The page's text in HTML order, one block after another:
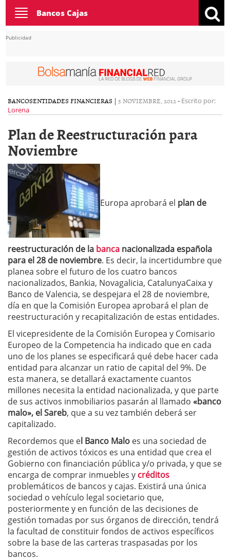
Toggle
navigation
Bancos Cajas
Publicidad
BANCOSENTIDADES FINANCIERAS | 5 NOVIEMBRE, 2012- Escrito por:
Lorena
Plan de Reestructuración para
Noviembre
Europa aprobará el plan de
reestructuración de la banca nacionalizada española
para el 28 de noviembre. Es decir, la incertidumbre que
planea sobre el futuro de los cuatro bancos
nacionalizados, Bankia, Novagalicia, CatalunyaCaixa y
Banco de Valencia, se despejara el 28 de noviembre,
día en que la Comisión Europea aprobará el plan de
reestructuración y recapitalización de estas entidades.
El vicepresidente de la Comisión Europea y Comisario
Europeo de la Competencia ha indicado que en cada
uno de los planes se especificará qué debe hacer cada
entidad para alcanzar un ratio de capital del 9%. De
esta manera, se detallará exactamente cuantos
millones necesita la entidad nacionalizada, y que parte
de sus activos inmobiliarios pasarán al llamado «banco
malo», el Sareb, que a su vez también deberá ser
capitalizado.
Recordemos que el Banco Malo es una sociedad de
gestión de activos tóxicos es una entidad que crea el
Gobierno con financiación pública y/o privada, y que se
encarga de comprar inmuebles y créditos
problemáticos de bancos y cajas. Existirá una única
sociedad o vehículo legal societario que,
posteriormente y en función de las decisiones de
gestión tomadas por sus órganos de dirección, tendrá
la facultad de constituir fondos de activos específicos
sobre la base de las carteras traspasadas por los
bancos.